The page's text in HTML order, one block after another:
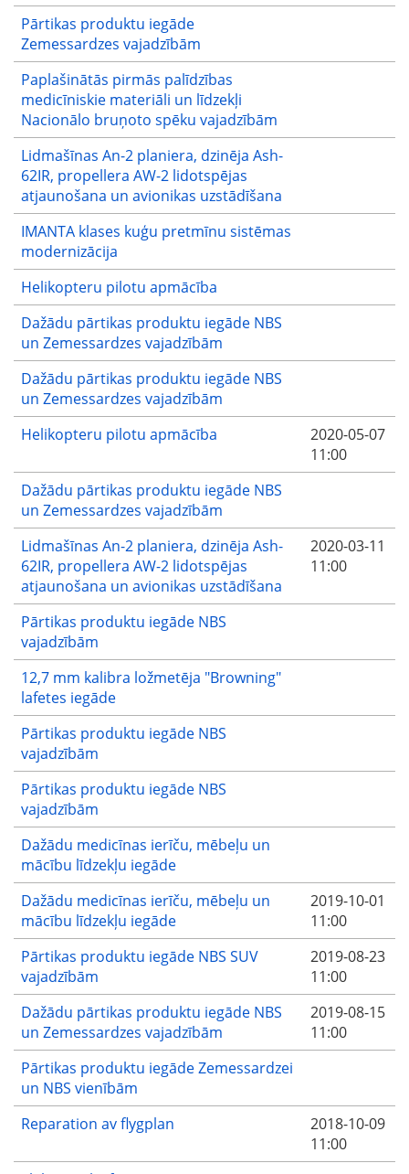
Pārtikas produktu iegāde
Zemessardzes vajadzībām
Paplašinātās pirmās palīdzības
medicīniskie materiāli un līdzekļi
Nacionālo bruņoto spēku vajadzībām
Lidmašīnas An-2 planiera, dzinēja Ash-
62IR, propellera AW-2 lidotspējas
atjaunošana un avionikas uzstādīšana
IMANTA klases kuģu pretmīnu sistēmas
modernizācija
Helikopteru pilotu apmācība
Dažādu pārtikas produktu iegāde NBS
un Zemessardzes vajadzībām
Dažādu pārtikas produktu iegāde NBS
un Zemessardzes vajadzībām
Helikopteru pilotu apmācība
2020-05-07
11:00
Dažādu pārtikas produktu iegāde NBS
un Zemessardzes vajadzībām
Lidmašīnas An-2 planiera, dzinēja Ash-
62IR, propellera AW-2 lidotspējas
atjaunošana un avionikas uzstādīšana
2020-03-11
11:00
Pārtikas produktu iegāde NBS
vajadzībām
12,7 mm kalibra ložmetēja "Browning"
lafetes iegāde
Pārtikas produktu iegāde NBS
vajadzībām
Pārtikas produktu iegāde NBS
vajadzībām
Dažādu medicīnas ierīču, mēbeļu un
mācību līdzekļu iegāde
Dažādu medicīnas ierīču, mēbeļu un
mācību līdzekļu iegāde
2019-10-01
11:00
Pārtikas produktu iegāde NBS SUV
vajadzībām
2019-08-23
11:00
Dažādu pārtikas produktu iegāde NBS
un Zemessardzes vajadzībām
2019-08-15
11:00
Pārtikas produktu iegāde Zemessardzei
un NBS vienībām
Reparation av flygplan
2018-10-09
11:00